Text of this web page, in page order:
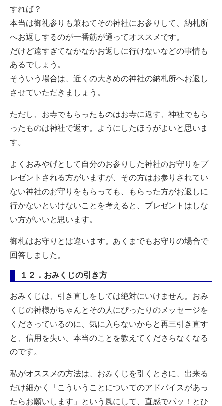
すれば？
本当は御礼参りも兼ねてその神社にお参りして、納札所
へお返しするのが一番筋が通ってオススメです。
だけど遠すぎてなかなかお返しに行けないなどの事情も
あるでしょう。
そういう場合は、近くの大きめの神社の納札所へお返し
させていただきましょう。
ただし、お寺でもらったものはお寺に返す、神社でもら
ったものは神社で返す。ようにしたほうがよいと思いま
す。
よくおみやげとして自分のお参りした神社のお守りをプ
レゼントされる方がいますが、その方はお参りされてい
ない神社のお守りをもらっても、もらった方がお返しに
行かないといけないことを考えると、プレゼントはしな
い方がいいと思います。
御札はお守りとは違います。あくまでもお守りの場合で
回答しました。
１２．おみくじの引き方
おみくじは、引き直しをしては絶対にいけません。おみ
くじの神様がちゃんとその人にぴったりのメッセージを
くださっているのに、気に入らないからと再三引き直す
と、信用を失い、本当のことを教えてくださらなくなる
のです。
私がオススメの方法は、おみくじを引くときに、出来る
だけ細かく「こういうことについてのアドバイスがあっ
たらお願いします」という風にして、直感でパッ！とひ